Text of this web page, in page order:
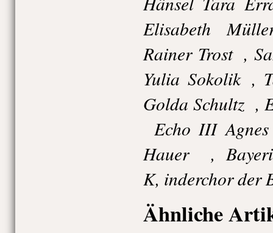
Elisabeth
Rainer Trost ,
Yulia Sokolik ,
Golda Schultz ,
Echo III
Hauer ,
K, inderchor der
Ähnliche